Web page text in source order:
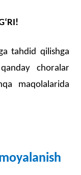
tahdid qilishga
choralar
maqolalarida